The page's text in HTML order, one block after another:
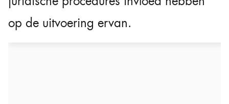
op de uitvoering ervan.